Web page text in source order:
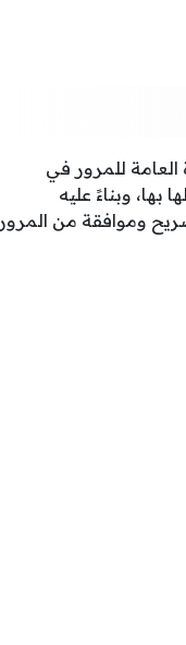
العامة للمرور في
وبناءً عليه
وموافقة من المرور